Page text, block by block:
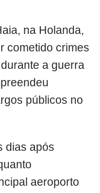
na Holanda,
cometido crimes
a guerra
públicos no
dias após
aeroporto